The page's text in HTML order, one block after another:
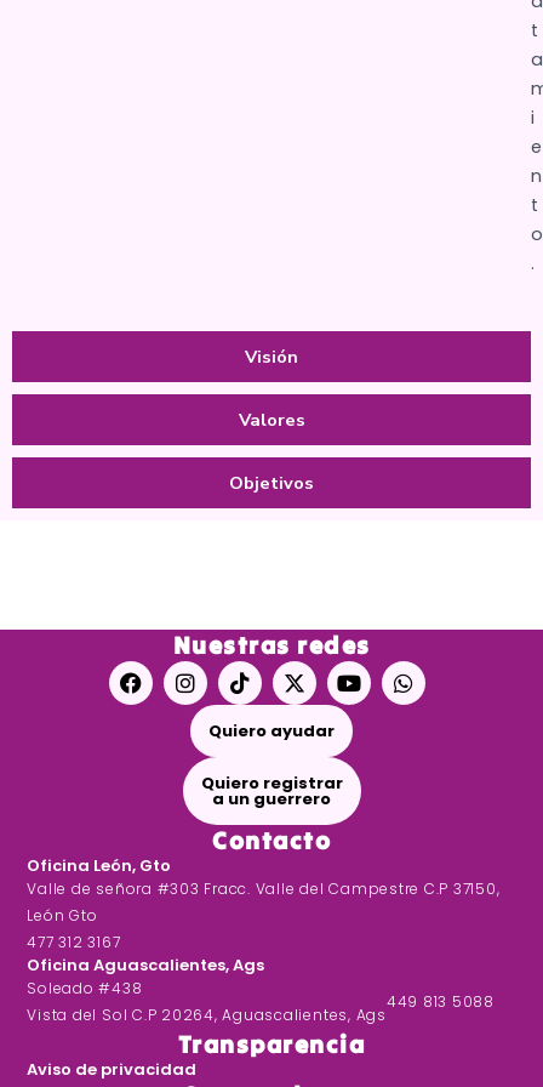
Visión
Valores
Objetivos
t
a
i
e
n
t
o
.
Nuestras redes
F
a
c
I
n
s
t
a
g
r
a
T
i
k
t
k
X
-
t
w
t
t
e
r
Y
o
u
t
u
b
e
W
h
a
Quiero ayudar
Quiero registrar
a un guerrero
Contacto
Oficina León, Gto
Valle de señora #303 Fracc. Valle del Campestre C.P 37150,
León Gto
477 312 3167
Oficina Aguascalientes, Ags
Soleado #438
Vista del Sol C.P 20264, Aguascalientes, Ags
449 813 5088
Transparencia
Aviso de privacidad